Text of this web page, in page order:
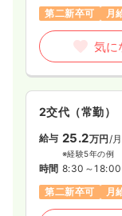
第二新卒可
月
気に
2交代（常勤）
給与 25.2万円/月
※経験5年の例
時間 8:30～18:00
第二新卒可
月